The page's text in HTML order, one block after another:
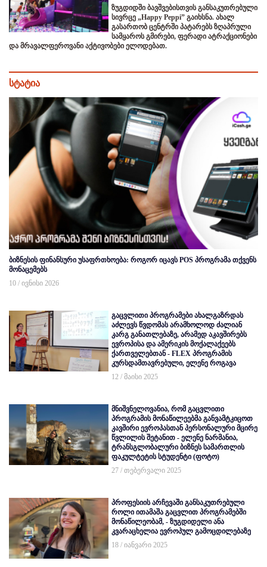
ზუგდიდში ბავშვებისთვის განსაკუთრებული
სივრცე „Happy Peppi” გაიხსნა. ახალ
გასართობ ცენტრში პატარებს ზღაპრული
სამყაროს გმირები, ფერადი ატრაქციონები
და მრავალფეროვანი აქტივობები ელოდებათ.
სტატია
ბიზნესის ფინანსური უსაფრთხოება: როგორ იცავს POS პროგრამა თქვენს
მონაცემებს
10 / ივნისი 2026
გაცვლითი პროგრამები ახალგაზრდას
აძლევს წვდომას არამხოლოდ ძალიან
კარგ განათლებაზე, არამედ აკავშირებს
ევროპისა და ამერიკის მოქალაქეებს
ქართველებთან - FLEX პროგრამის
კურსდამთავრებული, ელენე როგავა
12 / მაისი 2025
მნიშვნელოვანია, რომ გაცვლითი
პროგრამის მონაწილეებმა განვამტკიცოთ
კავშირი ევროპასთან პერსონალური მცირე
წვლილის შეტანით - ელენე ნარმანია,
ტრანსგლობალური ბიზნეს სამართლის
ფაკულტეტის სტუდენტი (ფოტო)
27 / თებერვალი 2025
პროფესიის არჩევაში განსაკუთრებული
როლი ითამაშა გაცვლით პროგრამებში
მონაწილეობამ, - ზუგდიდელი ანა
კვარაცხელია ევროპულ გამოცდილებაზე
18 / იანვარი 2025